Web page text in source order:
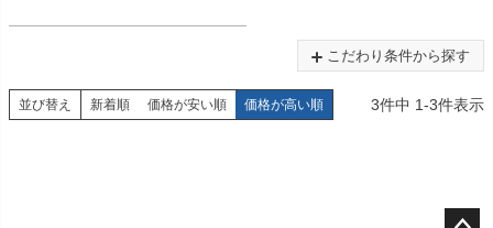
こだわり条件から探す
並び替え 新着順 価格が安い順 価格が高い順 3件中 1-3件表示